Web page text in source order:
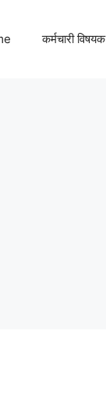
कर्मचारी विषयक